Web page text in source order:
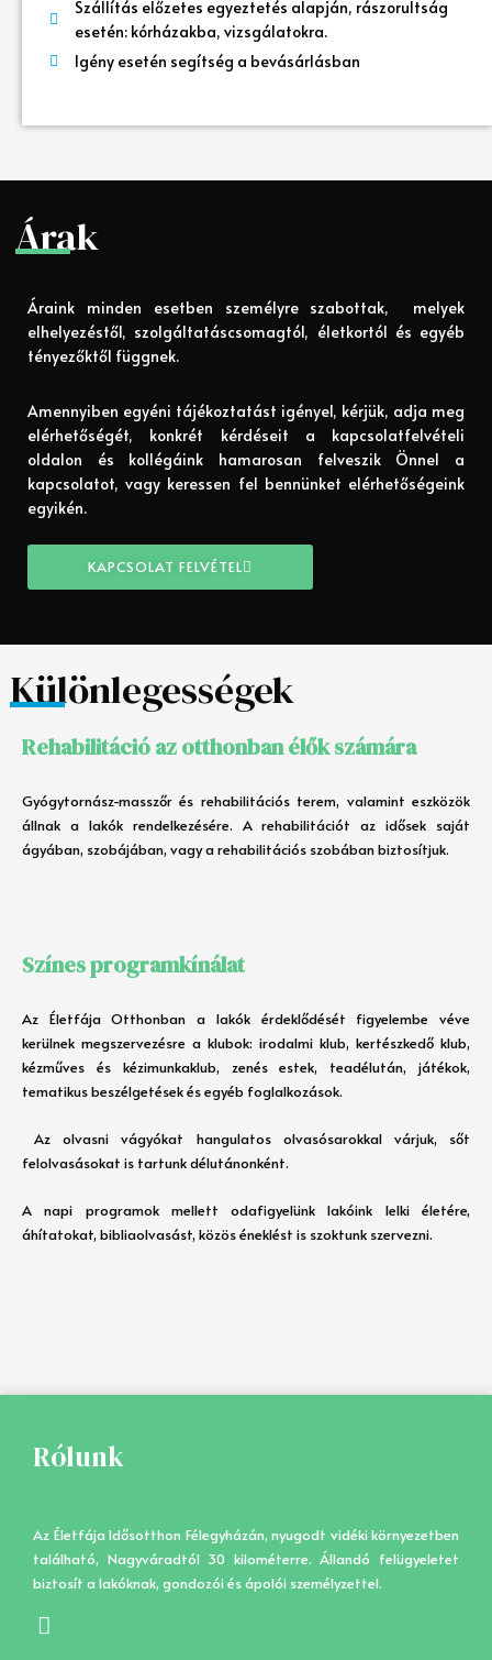
Szállítás előzetes egyeztetés alapján, rászorultság
esetén: kórházakba, vizsgálatokra.
Igény esetén segítség a bevásárlásban
Árak
Áraink minden esetben személyre szabottak, melyek
elhelyezéstől, szolgáltatáscsomagtól, életkortól és egyéb
tényezőktől függnek.
Amennyiben egyéni tájékoztatást igényel, kérjük, adja meg
elérhetőségét, konkrét kérdéseit a kapcsolatfelvételi
oldalon és kollégáink hamarosan felveszik Önnel a
kapcsolatot, vagy keressen fel bennünket elérhetőségeink
egyikén.
KAPCSOLAT FELVÉTEL
Különlegességek
Rehabilitáció az otthonban élők számára
Gyógytornász-masszőr és rehabilitációs terem, valamint eszközök
állnak a lakók rendelkezésére. A rehabilitációt az idősek saját
ágyában, szobájában, vagy a rehabilitációs szobában biztosítjuk.
Színes programkínálat
Az Életfája Otthonban a lakók érdeklődését figyelembe véve
kerülnek megszervezésre a klubok: irodalmi klub, kertészkedő klub,
kézműves és kézimunkaklub, zenés estek, teadélután, játékok,
tematikus beszélgetések és egyéb foglalkozások.
Az olvasni vágyókat hangulatos olvasósarokkal várjuk, sőt
felolvasásokat is tartunk délutánonként.
A napi programok mellett odafigyelünk lakóink lelki életére,
áhítatokat, bibliaolvasást, közös éneklést is szoktunk szervezni.
Rólunk
Az Életfája Idősotthon Félegyházán, nyugodt vidéki környezetben
található, Nagyváradtól 30 kilométerre. Állandó felügyeletet
biztosít a lakóknak, gondozói és ápolói személyzettel.
F